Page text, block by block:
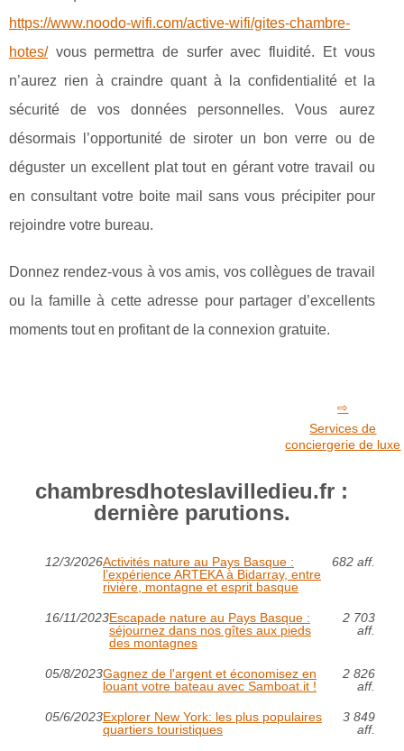
https://www.noodo-wifi.com/active-wifi/gites-chambre-
hotes/vous permettra de surfer avec fluidité. Et vous
n’aurez rien à craindre quant à la confidentialité et la
sécurité de vos données personnelles. Vous aurez
désormais l’opportunité de siroter un bon verre ou de
déguster un excellent plat tout en gérant votre travail ou
en consultant votre boite mail sans vous précipiter pour
rejoindre votre bureau.
Donnez rendez-vous à vos amis, vos collègues de travail
ou la famille à cette adresse pour partager d’excellents
moments tout en profitant de la connexion gratuite.
Services de
conciergerie de luxe
chambresdhoteslavilledieu.fr :
dernière parutions.
12/3/2026Activités nature au Pays Basque :
l’expérience ARTEKA à Bidarray, entre
rivière, montagne et esprit basque
682 aff.
16/11/2023Escapade nature au Pays Basque :
séjournez dans nos gîtes aux pieds
des montagnes
2 703
aff.
05/8/2023Gagnez de l'argent et économisez en
louant votre bateau avec Samboat.it !
2 826
aff.
05/6/2023Explorer New York: les plus populaires
quartiers touristiques
3 849
aff.